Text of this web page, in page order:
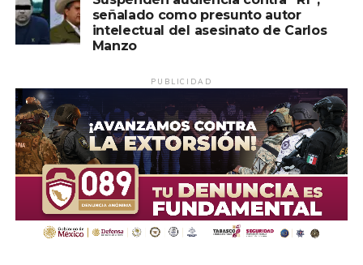
señalado como presunto autor
intelectual del asesinato de Carlos
Manzo
PUBLICIDAD